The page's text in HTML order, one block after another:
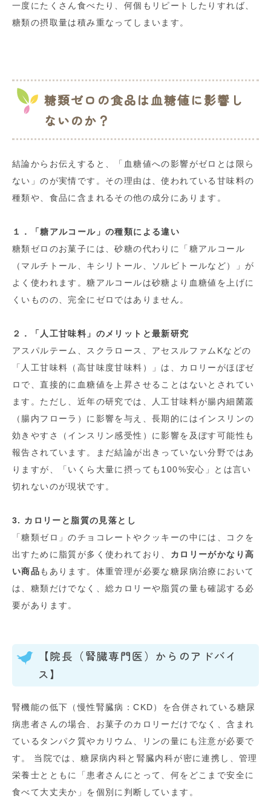
一度にたくさん食べたり、何個もリピートしたりすれば、
糖類の摂取量は積み重なってしまいます。
糖類ゼロの食品は血糖値に影響し
ないのか？
結論からお伝えすると、「血糖値への影響がゼロとは限ら
ない」のが実情です。その理由は、使われている甘味料の
種類や、食品に含まれるその他の成分にあります。
１．「糖アルコール」の種類による違い
糖類ゼロのお菓子には、砂糖の代わりに「糖アルコール
（マルチトール、キシリトール、ソルビトールなど）」が
よく使われます。糖アルコールは砂糖より血糖値を上げに
くいものの、完全にゼロではありません。
２．「人工甘味料」のメリットと最新研究
アスパルテーム、スクラロース、アセスルファムKなどの
「人工甘味料（高甘味度甘味料）」は、カロリーがほぼゼ
ロで、直接的に血糖値を上昇させることはないとされてい
ます。ただし、近年の研究では、人工甘味料が腸内細菌叢
（腸内フローラ）に影響を与え、長期的にはインスリンの
効きやすさ（インスリン感受性）に影響を及ぼす可能性も
報告されています。まだ結論が出きっていない分野ではあ
りますが、「いくら大量に摂っても100%安心」とは言い
切れないのが現状です。
3. カロリーと脂質の見落とし
「糖類ゼロ」のチョコレートやクッキーの中には、コクを
出すために脂質が多く使われており、 カロリーがかなり高
い商品もあります。体重管理が必要な糖尿病治療において
は、糖類だけでなく、総カロリーや脂質の量も確認する必
要があります。
【院長（腎臓専門医）からのアドバイ
ス】
腎機能の低下（慢性腎臓病：CKD）を合併されている糖尿
病患者さんの場合、お菓子のカロリーだけでなく、含まれ
ているタンパク質やカリウム、リンの量にも注意が必要で
す。 当院では、糖尿病内科と腎臓内科が密に連携し、管理
栄養士とともに「患者さんにとって、何をどこまで安全に
食べて大丈夫か」を個別に判断しています。